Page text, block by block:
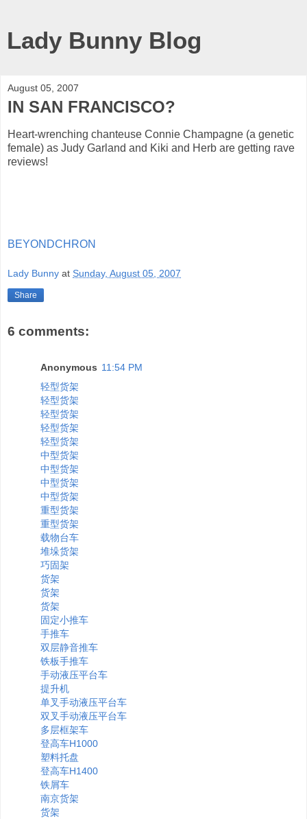
Lady Bunny Blog
August 05, 2007
IN SAN FRANCISCO?
Heart-wrenching chanteuse Connie Champagne (a genetic
female) as Judy Garland and Kiki and Herb are getting rave
reviews!
BEYONDCHRON
Lady Bunny at Sunday, August 05, 2007
Share
6 comments:
Anonymous 11:54 PM
轻型货架
轻型货架
轻型货架
轻型货架
轻型货架
中型货架
中型货架
中型货架
中型货架
重型货架
重型货架
载物台车
堆垛货架
巧固架
货架
货架
货架
固定小推车
手推车
双层静音推车
铁板手推车
手动液压平台车
提升机
单叉手动液压平台车
双叉手动液压平台车
多层框架车
登高车H1000
塑料托盘
登高车H1400
铁屑车
南京货架
货架